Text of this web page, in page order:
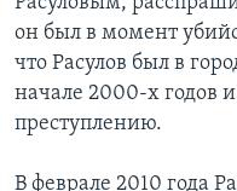
он был в момент
что Расулов был в
начале 2000-х годов
преступлению.
В феврале 2010 года